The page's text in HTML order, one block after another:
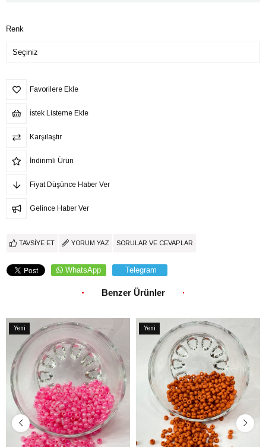
Renk
Favorilere Ekle
İstek Listeme Ekle
Karşılaştır
İndirimli Ürün
Fiyat Düşünce Haber Ver
Gelince Haber Ver
TAVSIYE ET YORUM YAZ SORULAR VE CEVAPLAR
WhatsApp Telegram
Benzer Ürünler
Yeni
Ürün
Yeni